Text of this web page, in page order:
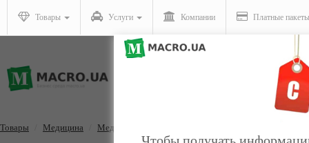
Товары Услуги Компании Платные пакеты
Товары Медицина Медицинское оборудование